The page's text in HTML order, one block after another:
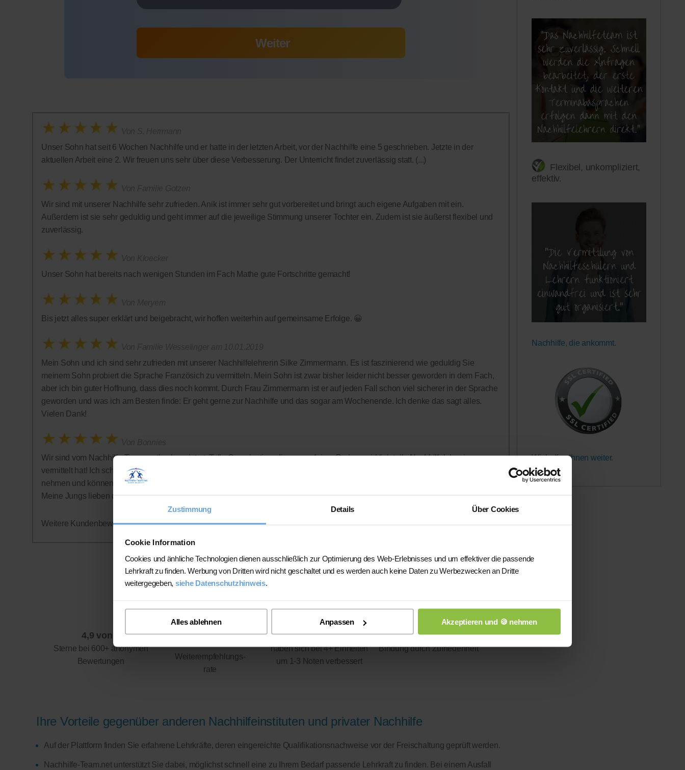
Zustimmung Details Über Cookies
Cookie Information
Cookies und änhliche Technologien dienen ausschließlich zur Optimierung des Web-Erlebnisses und um effektiver die passende
Lehrkraft zu finden. Werbung von Dritten wird nicht geschaltet und es werden auch keine Daten zu Werbezwecken an Dritte
weitergegeben, siehe Datenschutzhinweis.
Alles ablehnen Anpassen Akzeptieren und 🍪 nehmen
Flexibel, unkompliziert,
effektiv.
Nachhilfe, die ankommt.
Wir helfen Ihnen weiter.
Garantiert.
Unser Sohn hat seit 6 Wochen Nachhilfe und er hatte in der letzten Arbeit, vor der Nachhilfe eine 5 geschrieben. Jetzte in der
aktuellen Arbeit eine 2. Wir freuen uns sehr über diese Verbesserung. Der Unterricht findet zuverlässig statt. (...)
Wir sind mit unserer Nachhilfe sehr zufrieden. Anik ist immer sehr gut vorbereitet und bringt auch eigene Aufgaben mit ein.
Außerdem ist sie sehr geduldig und geht immer auf die jeweilige Stimmung unserer Tochter ein. Zudem ist sie äußerst flexibel und
zuverlässig.
Unser Sohn hat bereits nach wenigen Stunden im Fach Mathe gute Fortschritte gemacht!
Bis jetzt alles super erklärt und beigebracht, wir hoffen weiterhin auf gemeinsame Erfolge. 😀
Mein Sohn und ich sind sehr zufrieden mit unserer Nachhilfelehrerin Silke Zimmermann. Es ist faszinierend wie geduldig Sie
meinem Sohn probiert die Sprache Französich zu vermitteln. Mein Sohn ist zwar bisher leider nicht besser geworden in dem Fach,
aber ich bin guter Hoffnung, dass dies noch kommt. Durch Frau Zimmermann ist er auf jeden Fall schon viel sicherer in der Sprache
geworden und was ich am Besten finde: Er geht gerne zur Nachhilfe und das sogar am Wochenende. Ich denke das sagt alles.
Vielen Dank!
Wir sind vom Nachhilfe-Team restlos begeistert: Tolle Organisation, die uns zu fairen Preisen wirklich tolle Nachhilfelehrerinnen
vermittelt hat! Ich schätze auch sehr, dass auf ein Abo komplett verzichtet wird - wir zahlen nur die Leistung, die wir auch in Anspruch
nehmen und können jederzeit aufhören - was wir allerdings auch bei deutlich besseren Noten so schnell nicht machen werden!
Meine Jungs lieben die Nachhilfestunden - wer hätte das gedacht!?
Weitere Kundenbewertungen finden Sie auf der offiziellen Bewertungsplattform
4,9 von 5
Sterne bei 600+ anonymen
Bewertungen
Weiterempfehlungs-
rate
93%
haben sich bei 4+ Einheiten
um 1-3 Noten verbessert
100%
Bindung durch Zufriedenheit
Ihre Vorteile gegenüber anderen Nachhilfeinstituten und privater Nachhilfe
Auf der Plattform finden Sie erfahrene Lehrkräfte, deren eingereichte Qualifikationsnachweise vor der Freischaltung geprüft werden.
Nachhilfe-Team.net unterstützt Sie dabei, möglichst schnell eine zu Ihrem Bedarf passende Lehrkraft zu finden. Bei einem Ausfall